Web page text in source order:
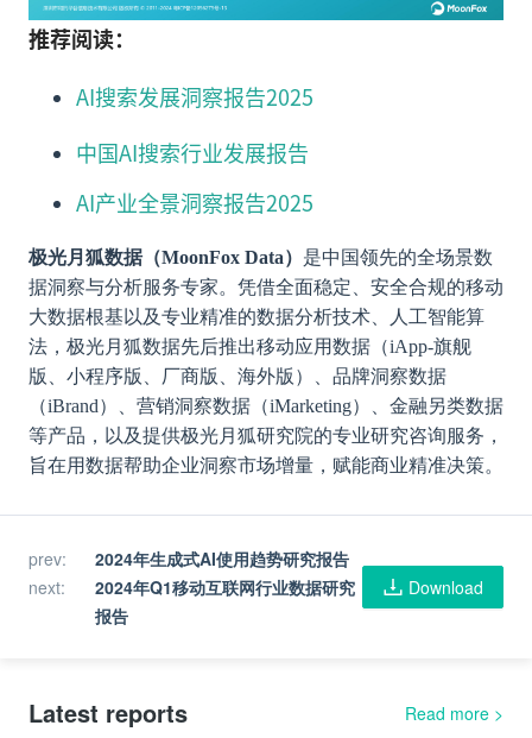
推荐阅读：
AI搜索发展洞察报告2025
中国AI搜索行业发展报告
AI产业全景洞察报告2025
极光月狐数据（MoonFox Data） 是中国领先的全场景数
据洞察与分析服务专家。凭借全面稳定、安全合规的移动
大数据根基以及专业精准的数据分析技术、人工智能算
法，极光月狐数据先后推出移动应用数据（iApp-旗舰
版、小程序版、厂商版、海外版）、品牌洞察数据
（iBrand）、营销洞察数据（iMarketing）、金融另类数据
等产品，以及提供极光月狐研究院的专业研究咨询服务，
旨在用数据帮助企业洞察市场增量，赋能商业精准决策。
prev:
2024年生成式AI使用趋势研究报告
next:
2024年Q1移动互联网行业数据研究
报告
Download
Latest reports Read more >